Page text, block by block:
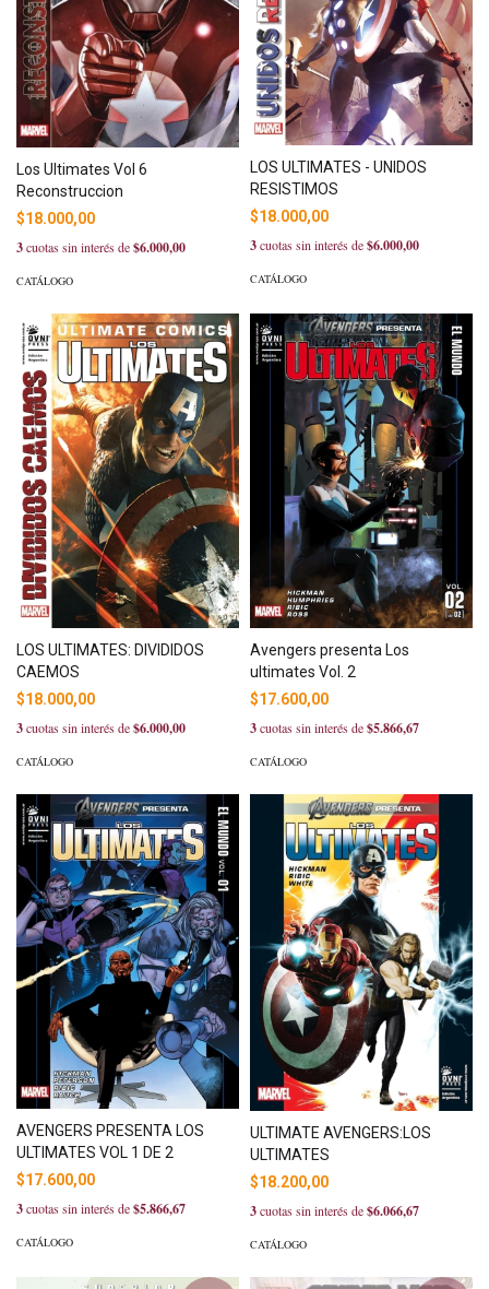
Los Ultimates Vol 6
Reconstruccion
$18.000,00
3cuotas sin interés de$6.000,00
CATÁLOGO
LOS ULTIMATES - UNIDOS
RESISTIMOS
$18.000,00
3cuotas sin interés de$6.000,00
CATÁLOGO
LOS ULTIMATES: DIVIDIDOS
CAEMOS
$18.000,00
3cuotas sin interés de$6.000,00
CATÁLOGO
Avengers presenta Los
ultimates Vol. 2
$17.600,00
3cuotas sin interés de$5.866,67
CATÁLOGO
AVENGERS PRESENTA LOS
ULTIMATES VOL 1 DE 2
$17.600,00
3cuotas sin interés de$5.866,67
CATÁLOGO
ULTIMATE AVENGERS:LOS
ULTIMATES
$18.200,00
3cuotas sin interés de$6.066,67
CATÁLOGO